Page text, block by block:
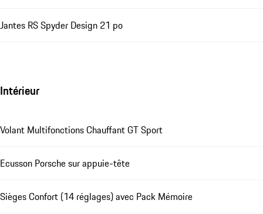
Jantes RS Spyder Design 21 po
Intérieur
Volant Multifonctions Chauffant GT Sport
Ecusson Porsche sur appuie-tête
Sièges Confort (14 réglages) avec Pack Mémoire